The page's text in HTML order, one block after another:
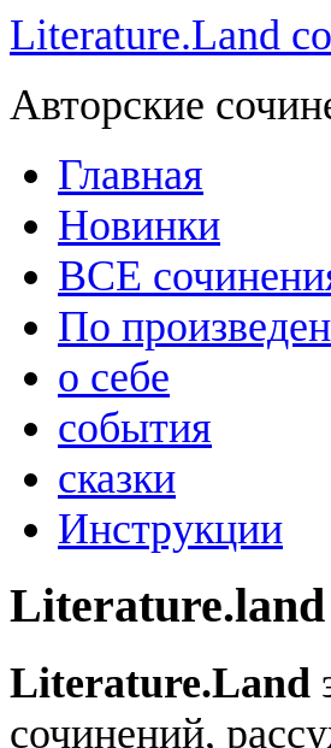
Literature.Land
Авторские
Главная
Новинки
ВСЕ
По
о себе
события
сказки
Инструкции
Literature.land
Literature.Land
сочинений,